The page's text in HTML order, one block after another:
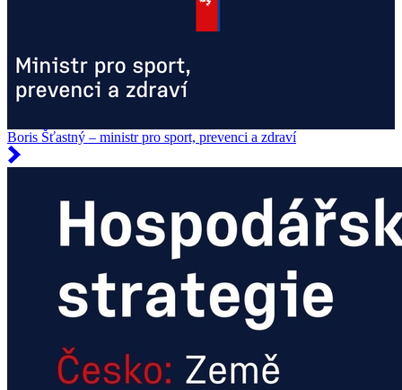
Boris Šťastný – ministr pro sport, prevenci a zdraví